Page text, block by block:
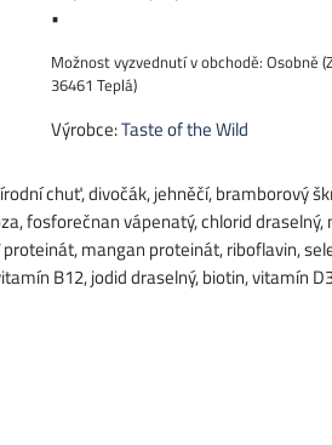
•
Osobně
36461 Teplá)
Výrobce:Taste of the Wild
chuť, divočák, jehněčí, bramborový
fosforečnan vápenatý, chlorid draselný,
mangan proteinát, riboflavin,
B12, jodid draselný, biotin, vitamín